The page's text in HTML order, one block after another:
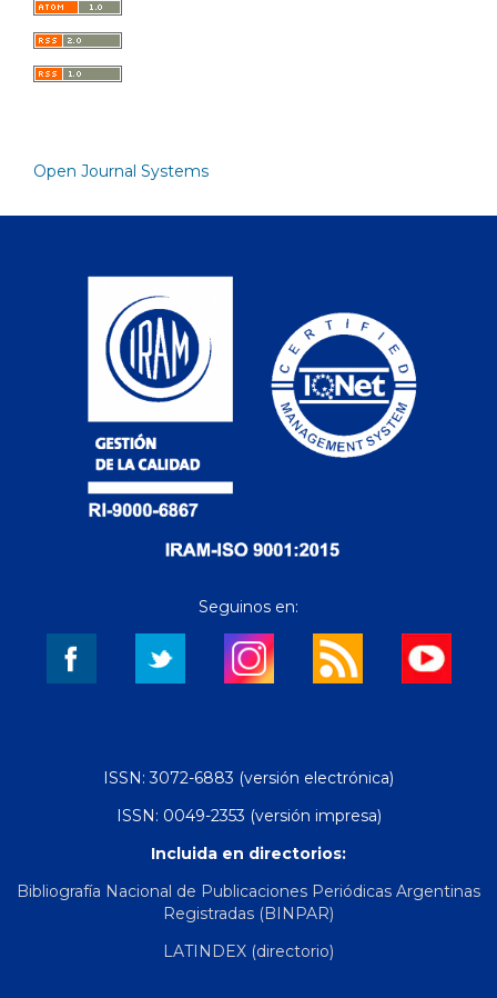
Open Journal Systems
Seguinos en:
ISSN: 3072-6883 (versión electrónica)
ISSN: 0049-2353 (versión impresa)
Incluida en directorios:
Bibliografía Nacional de Publicaciones Periódicas Argentinas
Registradas (BINPAR)
LATINDEX (directorio)